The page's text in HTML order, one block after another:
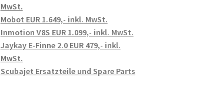
MwSt.
Mobot EUR 1.649,- inkl. MwSt.
Inmotion V8S EUR 1.099,- inkl. MwSt.
Jaykay E-Finne 2.0 EUR 479,- inkl.
MwSt.
Scubajet Ersatzteile und Spare Parts